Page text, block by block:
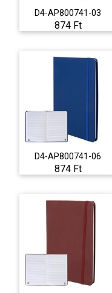
D4-AP800741-03
874 Ft
D4-AP800741-06
874 Ft